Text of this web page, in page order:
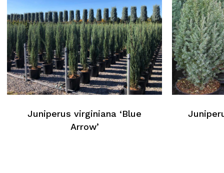
Aucun produit dans le
Juniperus virginiana ‘Blue
Arrow’